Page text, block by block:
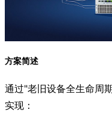
方案简述
通过"老旧设备全生命周
实现：